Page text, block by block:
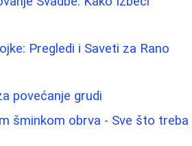
Pregledi i Saveti za Rano
povećanje grudi
šminkom obrva - Sve što treba